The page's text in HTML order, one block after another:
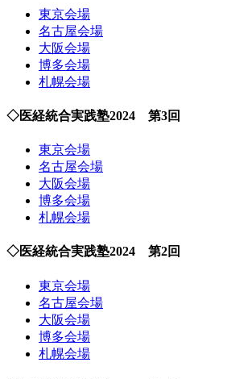
東京会場
名古屋会場
大阪会場
博多会場
札幌会場
◇医経統合実践塾2024 第3回
東京会場
名古屋会場
大阪会場
博多会場
札幌会場
◇医経統合実践塾2024 第2回
東京会場
名古屋会場
大阪会場
博多会場
札幌会場